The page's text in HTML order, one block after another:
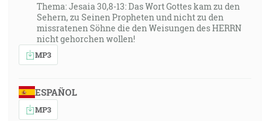
Thema: Jesaia 30,8-13: Das Wort Gottes kam zu den
Sehern, zu Seinen Propheten und nicht zu den
missratenen Söhne die den Weisungen des HERRN
nicht gehorchen wollen!
MP3
ESPAÑOL
MP3